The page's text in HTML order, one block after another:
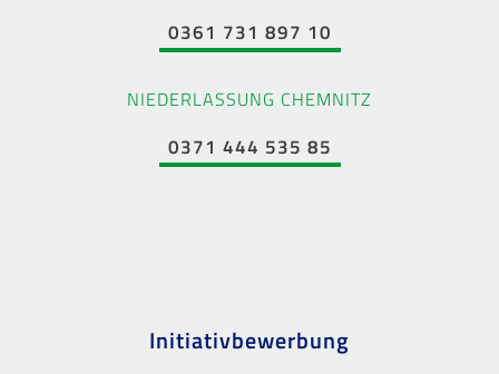
0361 731 897 10
NIEDERLASSUNG CHEMNITZ
0371 444 535 85
Initiativbewerbung